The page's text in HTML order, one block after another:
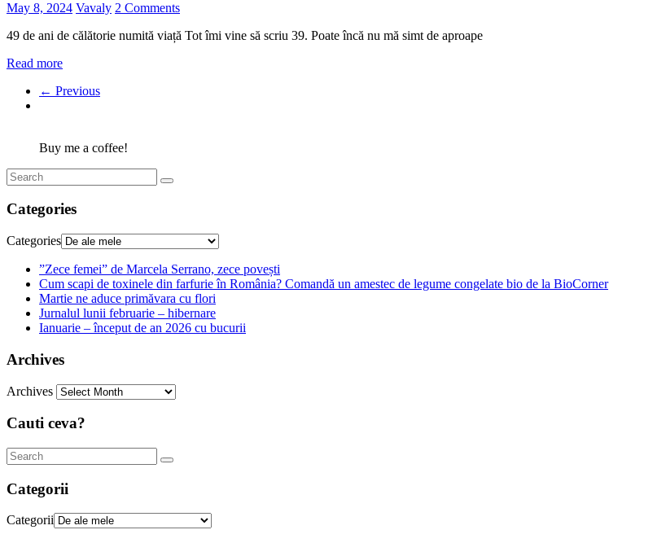
May 8, 2024 Vavaly 2 Comments
49 de ani de călătorie numită viață Tot îmi vine să scriu 39. Poate încă nu mă simt de aproape
Read more
← Previous
Buy me a coffee!
Categories
Categories
”Zece femei” de Marcela Serrano, zece povești
Cum scapi de toxinele din farfurie în România? Comandă un amestec de legume congelate bio de la BioCorner
Martie ne aduce primăvara cu flori
Jurnalul lunii februarie – hibernare
Ianuarie – început de an 2026 cu bucurii
Archives
Archives
Cauti ceva?
Categorii
Categorii